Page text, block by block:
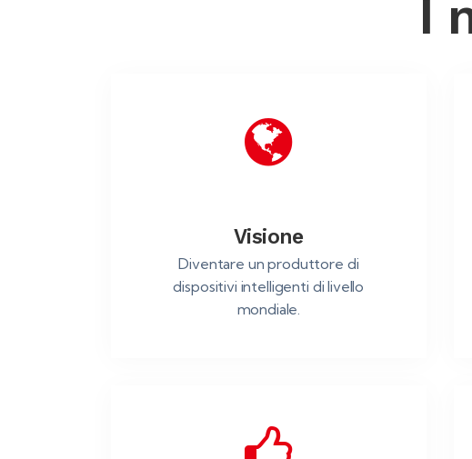
I
Visione
Diventare un produttore di
dispositivi intelligenti di livello
mondiale.